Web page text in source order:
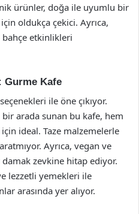
ürünler, doğa ile uyumlu bir
oldukça çekici. Ayrıca,
bahçe etkinlikleri
Gurme Kafe
ile öne çıkıyor.
arada sunan bu kafe, hem
ideal. Taze malzemelerle
Ayrıca, vegan ve
zevkine hitap ediyor.
lezzetli yemekleri ile
arasında yer alıyor.